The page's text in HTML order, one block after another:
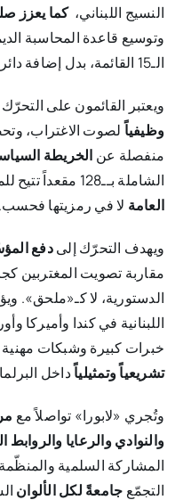
النسيج اللبناني، كما يعزز
وتوسيع قاعدة المحاسبة
الـ15 القائمة، بدل إضافة دائرةٍ «موازية» منفصلة للمغتربين.
ويعتبر القائمون على التحرّك أنّ
وظيفياًلصوت الاغتراب،
منفصلة عن الخريطة
الشاملة بــ128 مقعداً تتيح للمغتربين التأثير في
العامة لا في رمزيتها فحسب.
ويهدف التحرّك إلىدفع
مقاربة تصويت المغتربين
الدستورية، لا كـ«ملحق».
اللبنانية في كندا وأميركا
خبرات كبيرة وشبكات
تشريعياً وتمثيلياًداخل
وتُجري «لابورا» تواصلاً مع
والنوادي والرعايا والروابط
المشاركة السلمية
التجمّع جامعةً لكل الألوان